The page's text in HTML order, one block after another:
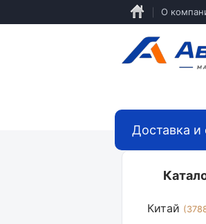
основному
О
Доставка и
Китай